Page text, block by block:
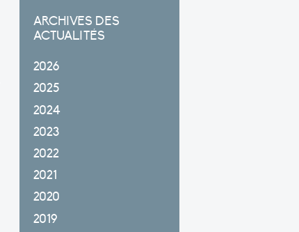
ARCHIVES DES
ACTUALITÉS
2026
2025
2024
2023
2022
2021
2020
2019